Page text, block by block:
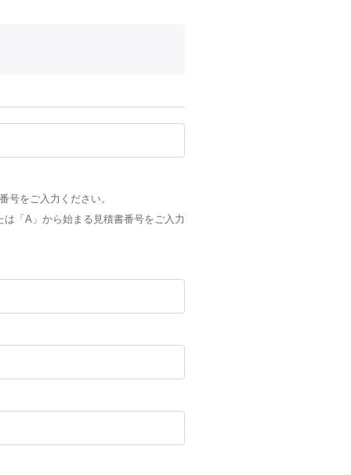
号をご入力ください。
「A」から始まる見積書番号をご入力